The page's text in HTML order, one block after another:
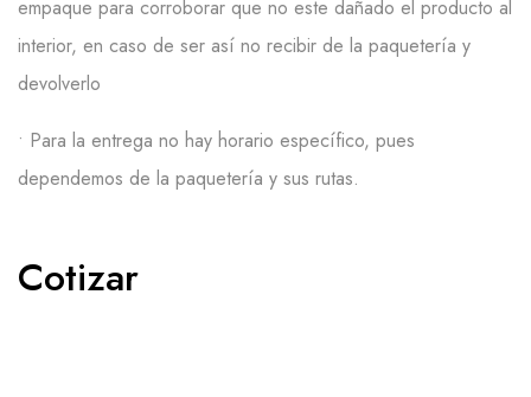
empaque para corroborar que no este dañado el producto al
interior, en caso de ser así no recibir de la paquetería y
devolverlo
• Para la entrega no hay horario específico, pues
dependemos de la paquetería y sus rutas.
Cotizar